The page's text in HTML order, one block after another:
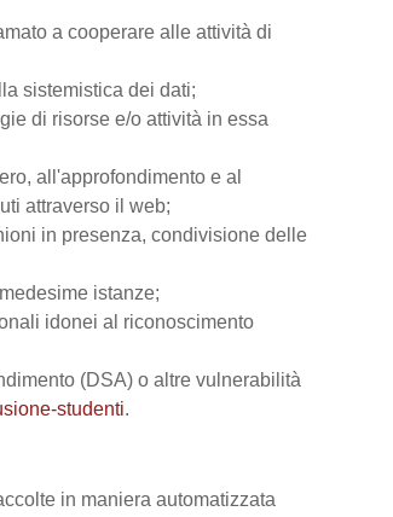
a cooperare alle attività di
sistemistica dei dati;
di risorse e/o attività in essa
all'approfondimento e al
attraverso il web;
in presenza, condivisione delle
istanze;
idonei al riconoscimento
(DSA) o altre vulnerabilità
studenti.
in maniera automatizzata